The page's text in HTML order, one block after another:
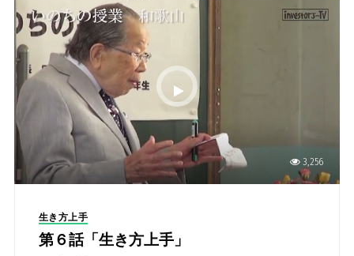
3,256
生き方上手
第６話「生き方上手」